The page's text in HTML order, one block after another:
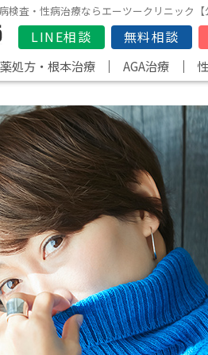
検査・性病治療ならエーツークリニック【
LINE相談 無料相談
処方・根本治療 ｜ AGA治療 ｜